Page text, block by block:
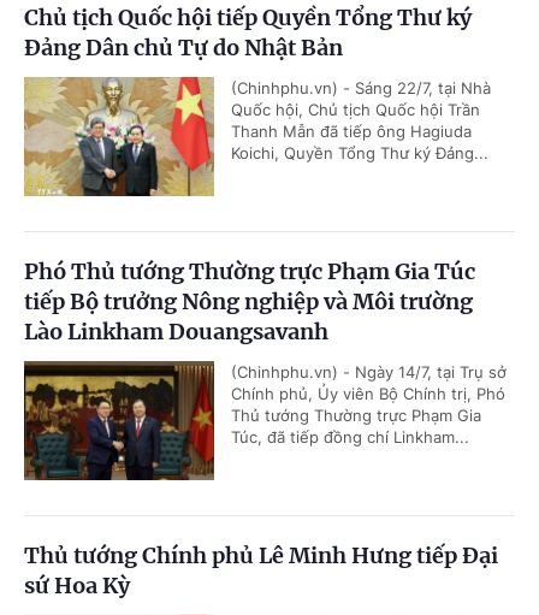
Chủ tịch Quốc hội tiếp Quyền Tổng Thư ký
Đảng Dân chủ Tự do Nhật Bản
(Chinhphu.vn) - Sáng 22/7, tại Nhà
Quốc hội, Chủ tịch Quốc hội Trần
Thanh Mẫn đã tiếp ông Hagiuda
Koichi, Quyền Tổng Thư ký Đảng...
Phó Thủ tướng Thường trực Phạm Gia Túc
tiếp Bộ trưởng Nông nghiệp và Môi trường
Lào Linkham Douangsavanh
(Chinhphu.vn) - Ngày 14/7, tại Trụ sở
Chính phủ, Ủy viên Bộ Chính trị, Phó
Thủ tướng Thường trực Phạm Gia
Túc, đã tiếp đồng chí Linkham...
Thủ tướng Chính phủ Lê Minh Hưng tiếp Đại
sứ Hoa Kỳ